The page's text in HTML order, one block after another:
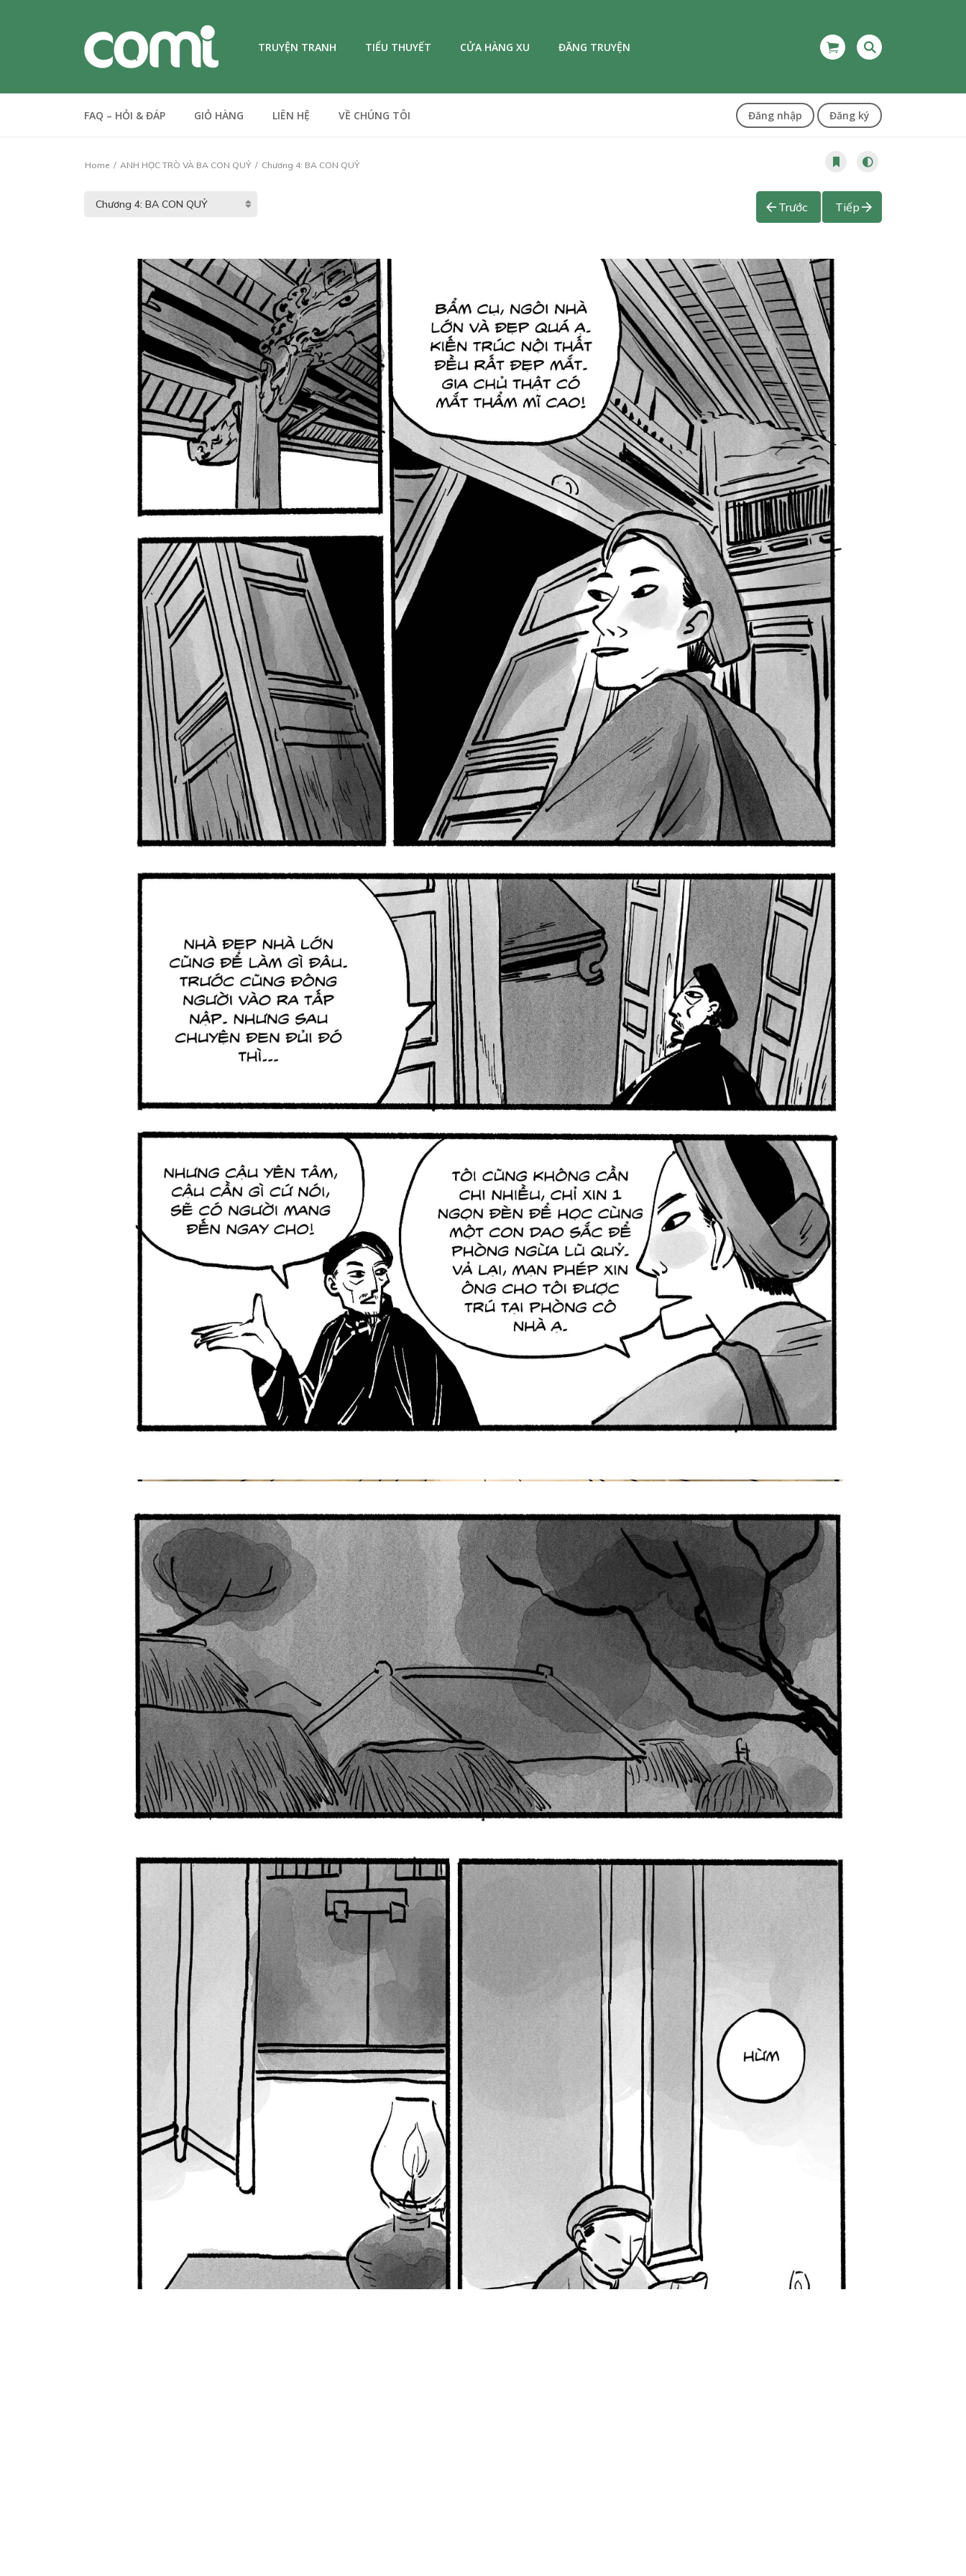
TRUYỆN TRANH TIỂU THUYẾT CỬA HÀNG XU ĐĂNG TRUYỆN
FAQ – HỎI & ĐÁP GIỎ HÀNG LIÊN HỆ VỀ CHÚNG TÔI Đăng nhập Đăng ký
Home ANH HỌC TRÒ VÀ BA CON QUỶ Chương 4: BA CON QUỶ
Trước Tiếp